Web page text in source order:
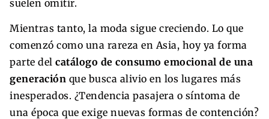
suelen omitir.
Mientras tanto, la moda sigue creciendo. Lo que
comenzó como una rareza en Asia, hoy ya forma
parte del catálogo de consumo emocional de una
generación que busca alivio en los lugares más
inesperados. ¿Tendencia pasajera o síntoma de
una época que exige nuevas formas de contención?